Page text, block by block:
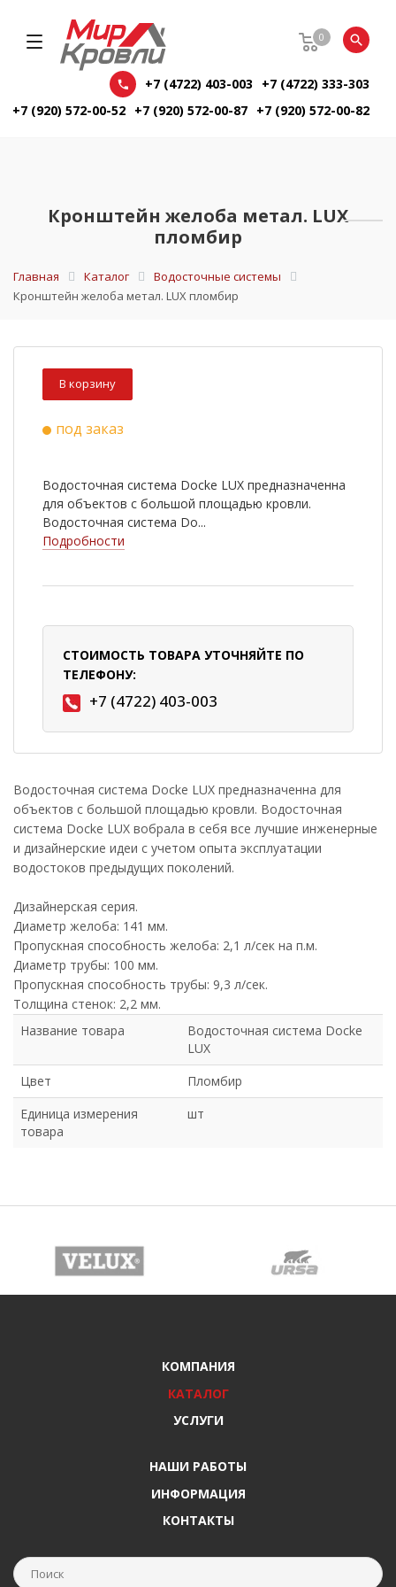
0
+7 (4722) 403-003
+7 (4722) 333-303
+7 (920) 572-00-52 +7 (920) 572-00-87 +7 (920) 572-00-82
Кронштейн желоба метал. LUX
пломбир
Главная Каталог
Водосточные системы
Кронштейн желоба метал. LUX пломбир
В корзину
под заказ
Водосточная система Docke LUX предназначенна
для объектов с большой площадью кровли.
Водосточная система Do...
Подробности
СТОИМОСТЬ ТОВАРА УТОЧНЯЙТЕ ПО
ТЕЛЕФОНУ:
+7 (4722) 403-003
Водосточная система Docke LUX предназначенна для
объектов с большой площадью кровли. Водосточная
система Docke LUX вобрала в себя все лучшие инженерные
и дизайнерские идеи с учетом опыта эксплуатации
водостоков предыдущих поколений.
Дизайнерская серия.
Диаметр желоба: 141 мм.
Пропускная способность желоба: 2,1 л/сек на п.м.
Диаметр трубы: 100 мм.
Пропускная способность трубы: 9,3 л/сек.
Толщина стенок: 2,2 мм.
Название товара
Водосточная система Docke
LUX
Цвет
Пломбир
Единица измерения
товара
шт
КОМПАНИЯ
КАТАЛОГ
УСЛУГИ
НАШИ РАБОТЫ
ИНФОРМАЦИЯ
КОНТАКТЫ